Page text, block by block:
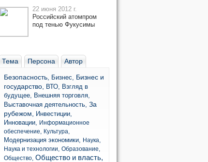
22 июня 2012 г.
Российский атомпром
под тенью Фукусимы
Тема Персона Автор
Безопасность, Бизнес, Бизнес и
государство,
ВТО, Взгляд в
будущее, Внешняя торговля,
Выставочная деятельность, За
рубежом,
Инвестиции,
Инновации, Информационное
обеспечение, Культура,
Модернизация экономики, Наука,
Наука и технологии, Образование,
Общество, Общество и власть,